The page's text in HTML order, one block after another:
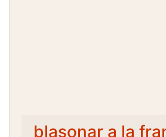
blasonar a la